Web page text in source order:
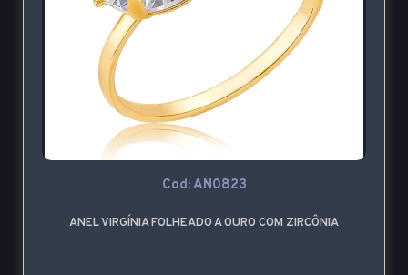
Cod: AN0823
ANEL VIRGÍNIA FOLHEADO A OURO COM ZIRCÔNIA